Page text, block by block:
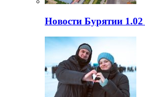
Новости Бурятии